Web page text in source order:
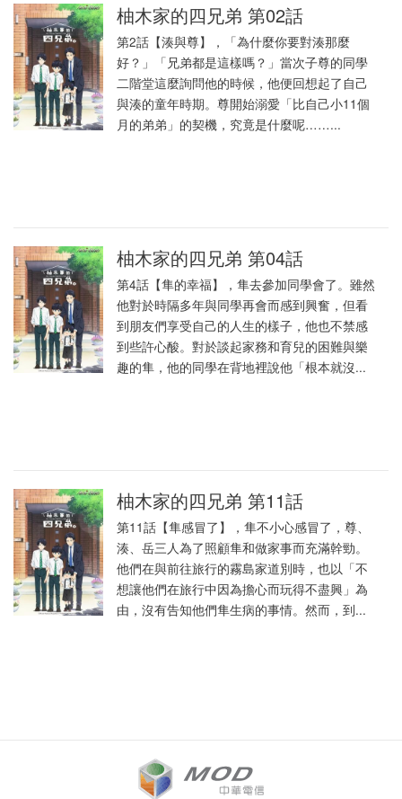
柚木家的四兄弟 第02話
第2話【湊與尊】，「為什麼你要對湊那麼
好？」「兄弟都是這樣嗎？」當次子尊的同學
二階堂這麼詢問他的時候，他便回想起了自己
與湊的童年時期。尊開始溺愛「比自己小11個
月的弟弟」的契機，究竟是什麼呢……...
柚木家的四兄弟 第04話
第4話【隼的幸福】，隼去參加同學會了。雖然
他對於時隔多年與同學再會而感到興奮，但看
到朋友們享受自己的人生的樣子，他也不禁感
到些許心酸。對於談起家務和育兒的困難與樂
趣的隼，他的同學在背地裡說他「根本就沒...
柚木家的四兄弟 第11話
第11話【隼感冒了】，隼不小心感冒了，尊、
湊、岳三人為了照顧隼和做家事而充滿幹勁。
他們在與前往旅行的霧島家道別時，也以「不
想讓他們在旅行中因為擔心而玩得不盡興」為
由，沒有告知他們隼生病的事情。然而，到...